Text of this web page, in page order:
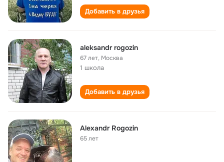
Добавить в друзья
aleksandr rogozin
67 лет, Москва
1 школа
Добавить в друзья
Alexandr Rogozin
65 лет